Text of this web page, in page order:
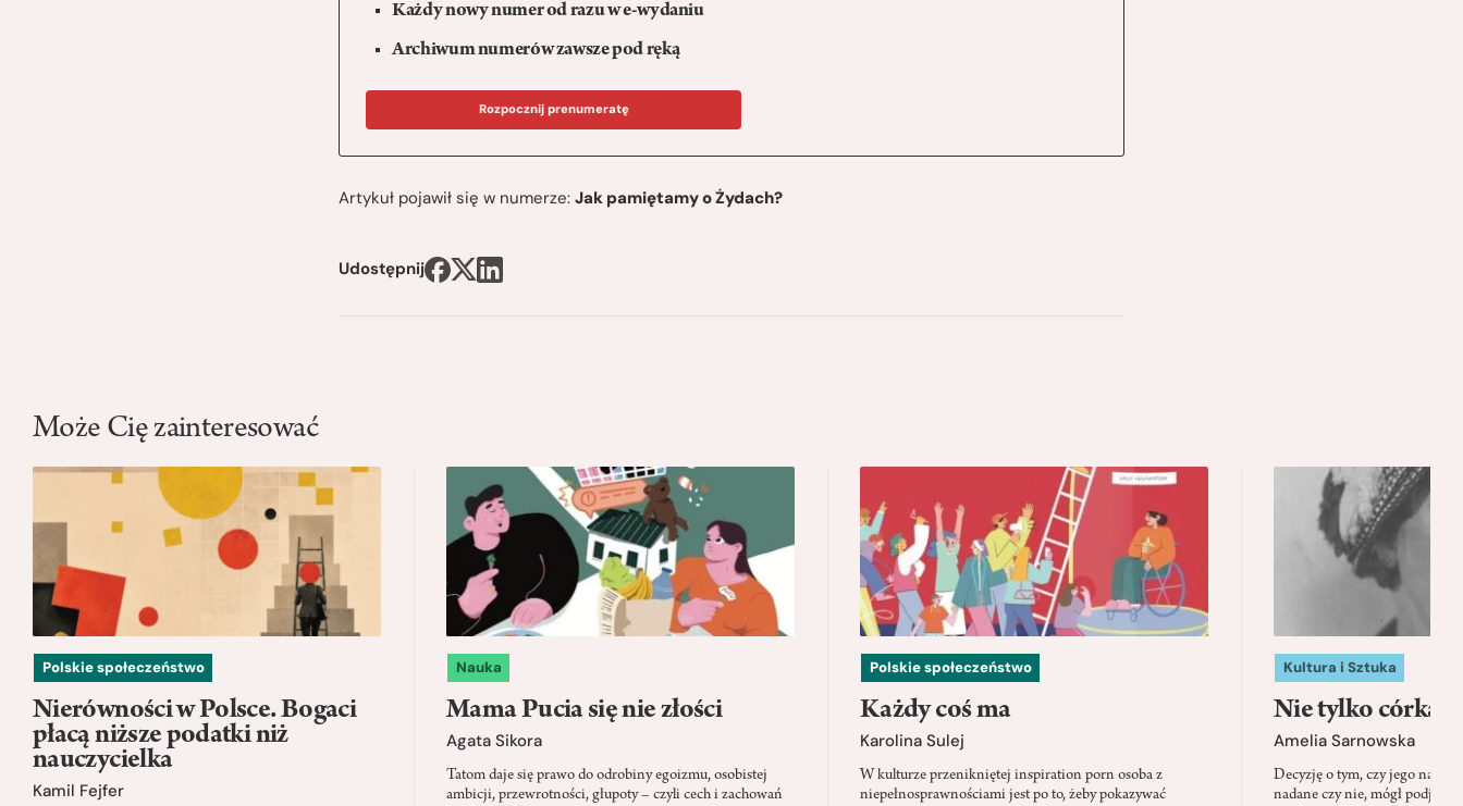
Każdy nowy numer od razu w e-wydaniu
Archiwum numerów zawsze pod ręką
Rozpocznij prenumeratę
Artykuł pojawił się w numerze:Jak pamiętamy o Żydach?
Udostępnij
Może Cię zainteresować
Polskie społeczeństwo
Nierówności w Polsce. Bogaci
płacą niższe podatki niż
nauczycielka
Kamil Fejfer
Nauka
Mama Pucia się nie złości
Agata Sikora
Tatom daje się prawo do odrobiny egoizmu, osobistej
ambicji, przewrotności, głupoty – czyli cech i zachowań
Polskie społeczeństwo
Każdy coś ma
Karolina Sulej
W kulturze przenikniętej inspiration porn osoba z
niepełnosprawnościami jest po to, żeby pokazywać
Kultura i Sztuka
Nie tylko córka
Amelia Sarnowska
Decyzję o tym, czy jego
nadane czy nie, mógł podjąć